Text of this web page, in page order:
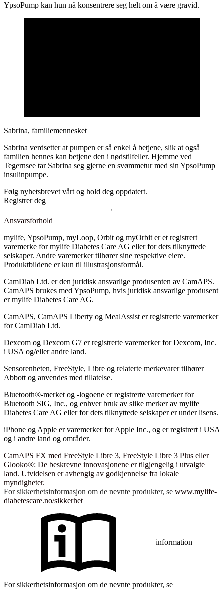
YpsoPump kan hun nå konsentrere seg helt om å være gravid.
Sabrina, familiemennesket
Sabrina verdsetter at pumpen er så enkel å betjene, slik at også
familien hennes kan betjene den i nødstilfeller. Hjemme ved
Tegernsee tar Sabrina seg gjerne en svømmetur med sin YpsoPump
insulinpumpe.
Følg nyhetsbrevet vårt og hold deg oppdatert.
Registrer deg
Ansvarsforhold
mylife, YpsoPump, myLoop, Orbit og myOrbit er et registrert
varemerke for mylife Diabetes Care AG eller for dets tilknyttede
selskaper. Andre varemerker tilhører sine respektive eiere.
Produktbildene er kun til illustrasjonsformål.
CamDiab Ltd. er den juridisk ansvarlige produsenten av CamAPS.
CamAPS brukes med YpsoPump, hvis juridisk ansvarlige produsent
er mylife Diabetes Care AG.
CamAPS, CamAPS Liberty og MealAssist er registrerte varemerker
for CamDiab Ltd.
Dexcom og Dexcom G7 er registrerte varemerker for Dexcom, Inc.
i USA og/eller andre land.
Sensorenheten, FreeStyle, Libre og relaterte merkevarer tilhører
Abbott og anvendes med tillatelse.
Bluetooth®-merket og -logoene er registrerte varemerker for
Bluetooth SIG, Inc., og enhver bruk av slike merker av mylife
Diabetes Care AG eller for dets tilknyttede selskaper er under lisens.
iPhone og Apple er varemerker for Apple Inc., og er registrert i USA
og i andre land og områder.
CamAPS FX med FreeStyle Libre 3, FreeStyle Libre 3 Plus eller
Glooko®: De beskrevne innovasjonene er tilgjengelig i utvalgte
land. Utvidelsen er avhengig av godkjennelse fra lokale
myndigheter.
For sikkerhetsinformasjon om de nevnte produkter, se www.mylife-
diabetescare.no/sikkerhet
information
For sikkerhetsinformasjon om de nevnte produkter, se